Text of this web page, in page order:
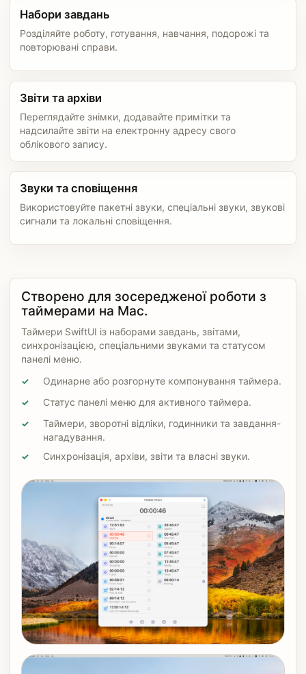
Набори завдань
Розділяйте роботу, готування, навчання, подорожі та
повторювані справи.
Звіти та архіви
Переглядайте знімки, додавайте примітки та
надсилайте звіти на електронну адресу свого
облікового запису.
Звуки та сповіщення
Використовуйте пакетні звуки, спеціальні звуки, звукові
сигнали та локальні сповіщення.
Створено для зосередженої роботи з
таймерами на Mac.
Таймери SwiftUI із наборами завдань, звітами,
синхронізацією, спеціальними звуками та статусом
панелі меню.
✓ Одинарне або розгорнуте компонування таймера.
✓ Статус панелі меню для активного таймера.
✓
Таймери, зворотні відліки, годинники та завдання-
нагадування.
✓ Синхронізація, архіви, звіти та власні звуки.